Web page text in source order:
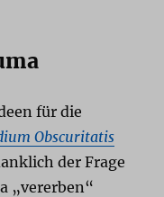
für die
Obscuritatis
der Frage
„vererben“